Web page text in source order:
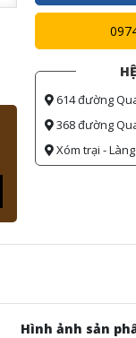
614 đường
368 đường
Xóm trại -
Hình ảnh sản